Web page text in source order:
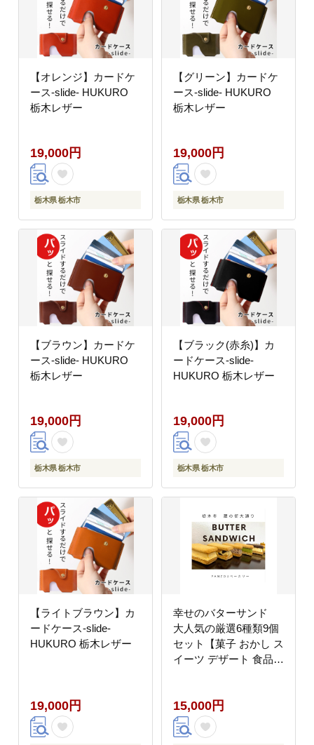
【オレンジ】カードケ
ース-slide- HUKURO
栃木レザー
19,000円
栃木県 栃木市
【グリーン】カードケ
ース-slide- HUKURO
栃木レザー
19,000円
栃木県 栃木市
【ブラウン】カードケ
ース-slide- HUKURO
栃木レザー
19,000円
栃木県 栃木市
【ブラック(赤糸)】カ
ードケース-slide-
HUKURO 栃木レザー
19,000円
栃木県 栃木市
【ライトブラウン】カ
ードケース-slide-
HUKURO 栃木レザー
19,000円
幸せのバターサンド
大人気の厳選6種類9個
セット【菓子 おかし ス
イーツ デザート 食品
15,000円